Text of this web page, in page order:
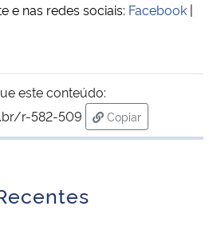
e nas redes sociais: Facebook |
este conteúdo:
r-582-509
Copiar
para área de